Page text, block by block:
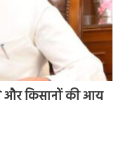
और किसानों की आय